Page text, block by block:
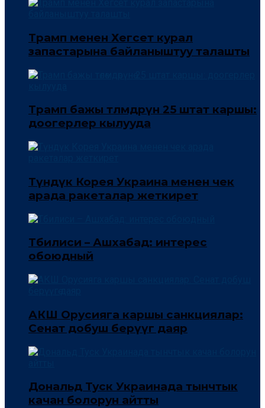
Трамп менен Хегсет курал
запастарына байланыштуу талашты
Трамп бажы төлөмдөрүнө 25 штат каршы:
доогерлер кылууда
Түндүк Корея Украина менен чек
арада ракеталар жеткирет
Тбилиси – Ашхабад: интерес
обоюдный
АКШ Орусияга каршы санкциялар:
Сенат добуш берүүгө даяр
Дональд Туск Украинада тынчтык
качан болорун айтты